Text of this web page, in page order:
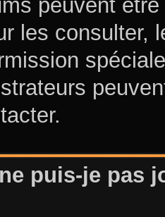
peuvent
les consulter,
puis-je pas